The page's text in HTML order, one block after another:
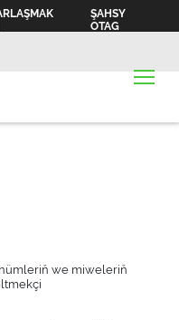
ŞAHSY
OTAG
we miweleriň